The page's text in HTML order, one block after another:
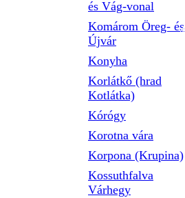
és Vág-vonal
Komárom Öreg- és
Újvár
Konyha
Korlátkő (hrad
Kotlátka)
Kórógy
Korotna vára
Korpona (Krupina)
Kossuthfalva
Várhegy